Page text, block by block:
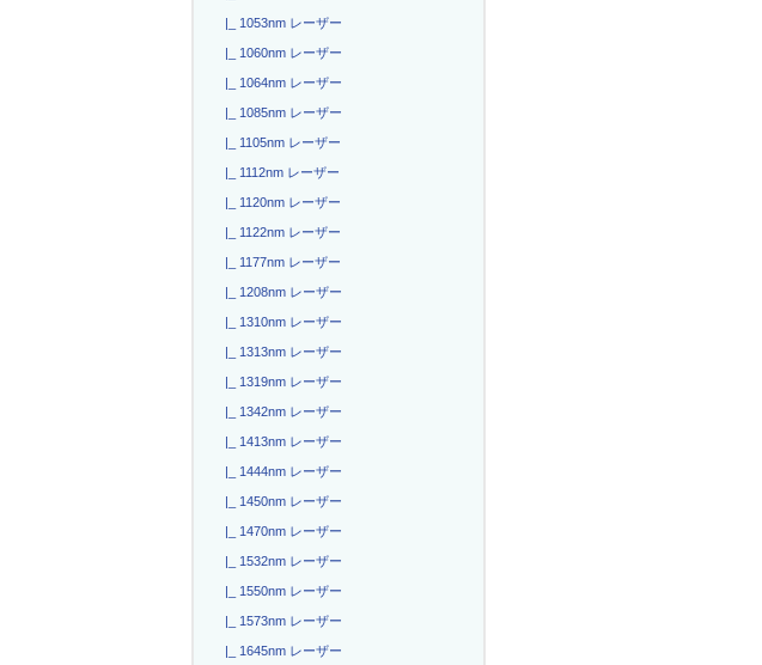
|_ 1053nm レーザー
|_ 1060nm レーザー
|_ 1064nm レーザー
|_ 1085nm レーザー
|_ 1105nm レーザー
|_ 1112nm レーザー
|_ 1120nm レーザー
|_ 1122nm レーザー
|_ 1177nm レーザー
|_ 1208nm レーザー
|_ 1310nm レーザー
|_ 1313nm レーザー
|_ 1319nm レーザー
|_ 1342nm レーザー
|_ 1413nm レーザー
|_ 1444nm レーザー
|_ 1450nm レーザー
|_ 1470nm レーザー
|_ 1532nm レーザー
|_ 1550nm レーザー
|_ 1573nm レーザー
|_ 1645nm レーザー